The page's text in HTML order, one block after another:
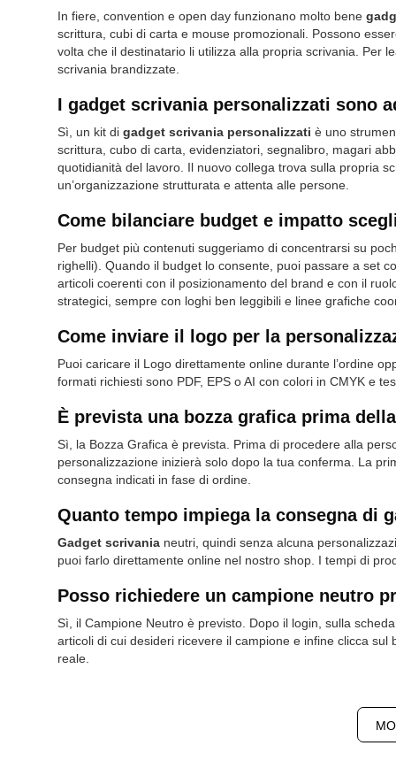
In fiere, convention e open day funzionano molto bene
scrittura, cubi di carta e mouse promozionali. Possono
volta che il destinatario li utilizza alla propria scrivania. Per
scrivania brandizzate.
I gadget scrivania personalizzati sono
Sì, un kit di gadget scrivania personalizzati è uno
scrittura, cubo di carta, evidenziatori, segnalibro, magari
quotidianità del lavoro. Il nuovo collega trova sulla propria
un’organizzazione strutturata e attenta alle persone.
Come bilanciare budget e impatto
Per budget più contenuti suggeriamo di concentrarsi su
righelli). Quando il budget lo consente, puoi passare a set
articoli coerenti con il posizionamento del brand e con il
strategici, sempre con loghi ben leggibili e linee grafiche
Come inviare il logo per la
Puoi caricare il Logo direttamente online durante l’ordine
formati richiesti sono PDF, EPS o AI con colori in CMYK e
È prevista una bozza grafica prima
Sì, la Bozza Grafica è prevista. Prima di procedere alla
personalizzazione inizierà solo dopo la tua conferma. La
consegna indicati in fase di ordine.
Quanto tempo impiega la consegna di
Gadget scrivania neutri, quindi senza alcuna
puoi farlo direttamente online nel nostro shop. I tempi di
Posso richiedere un campione neutro
Sì, il Campione Neutro è previsto. Dopo il login, sulla
articoli di cui desideri ricevere il campione e infine clicca
reale.